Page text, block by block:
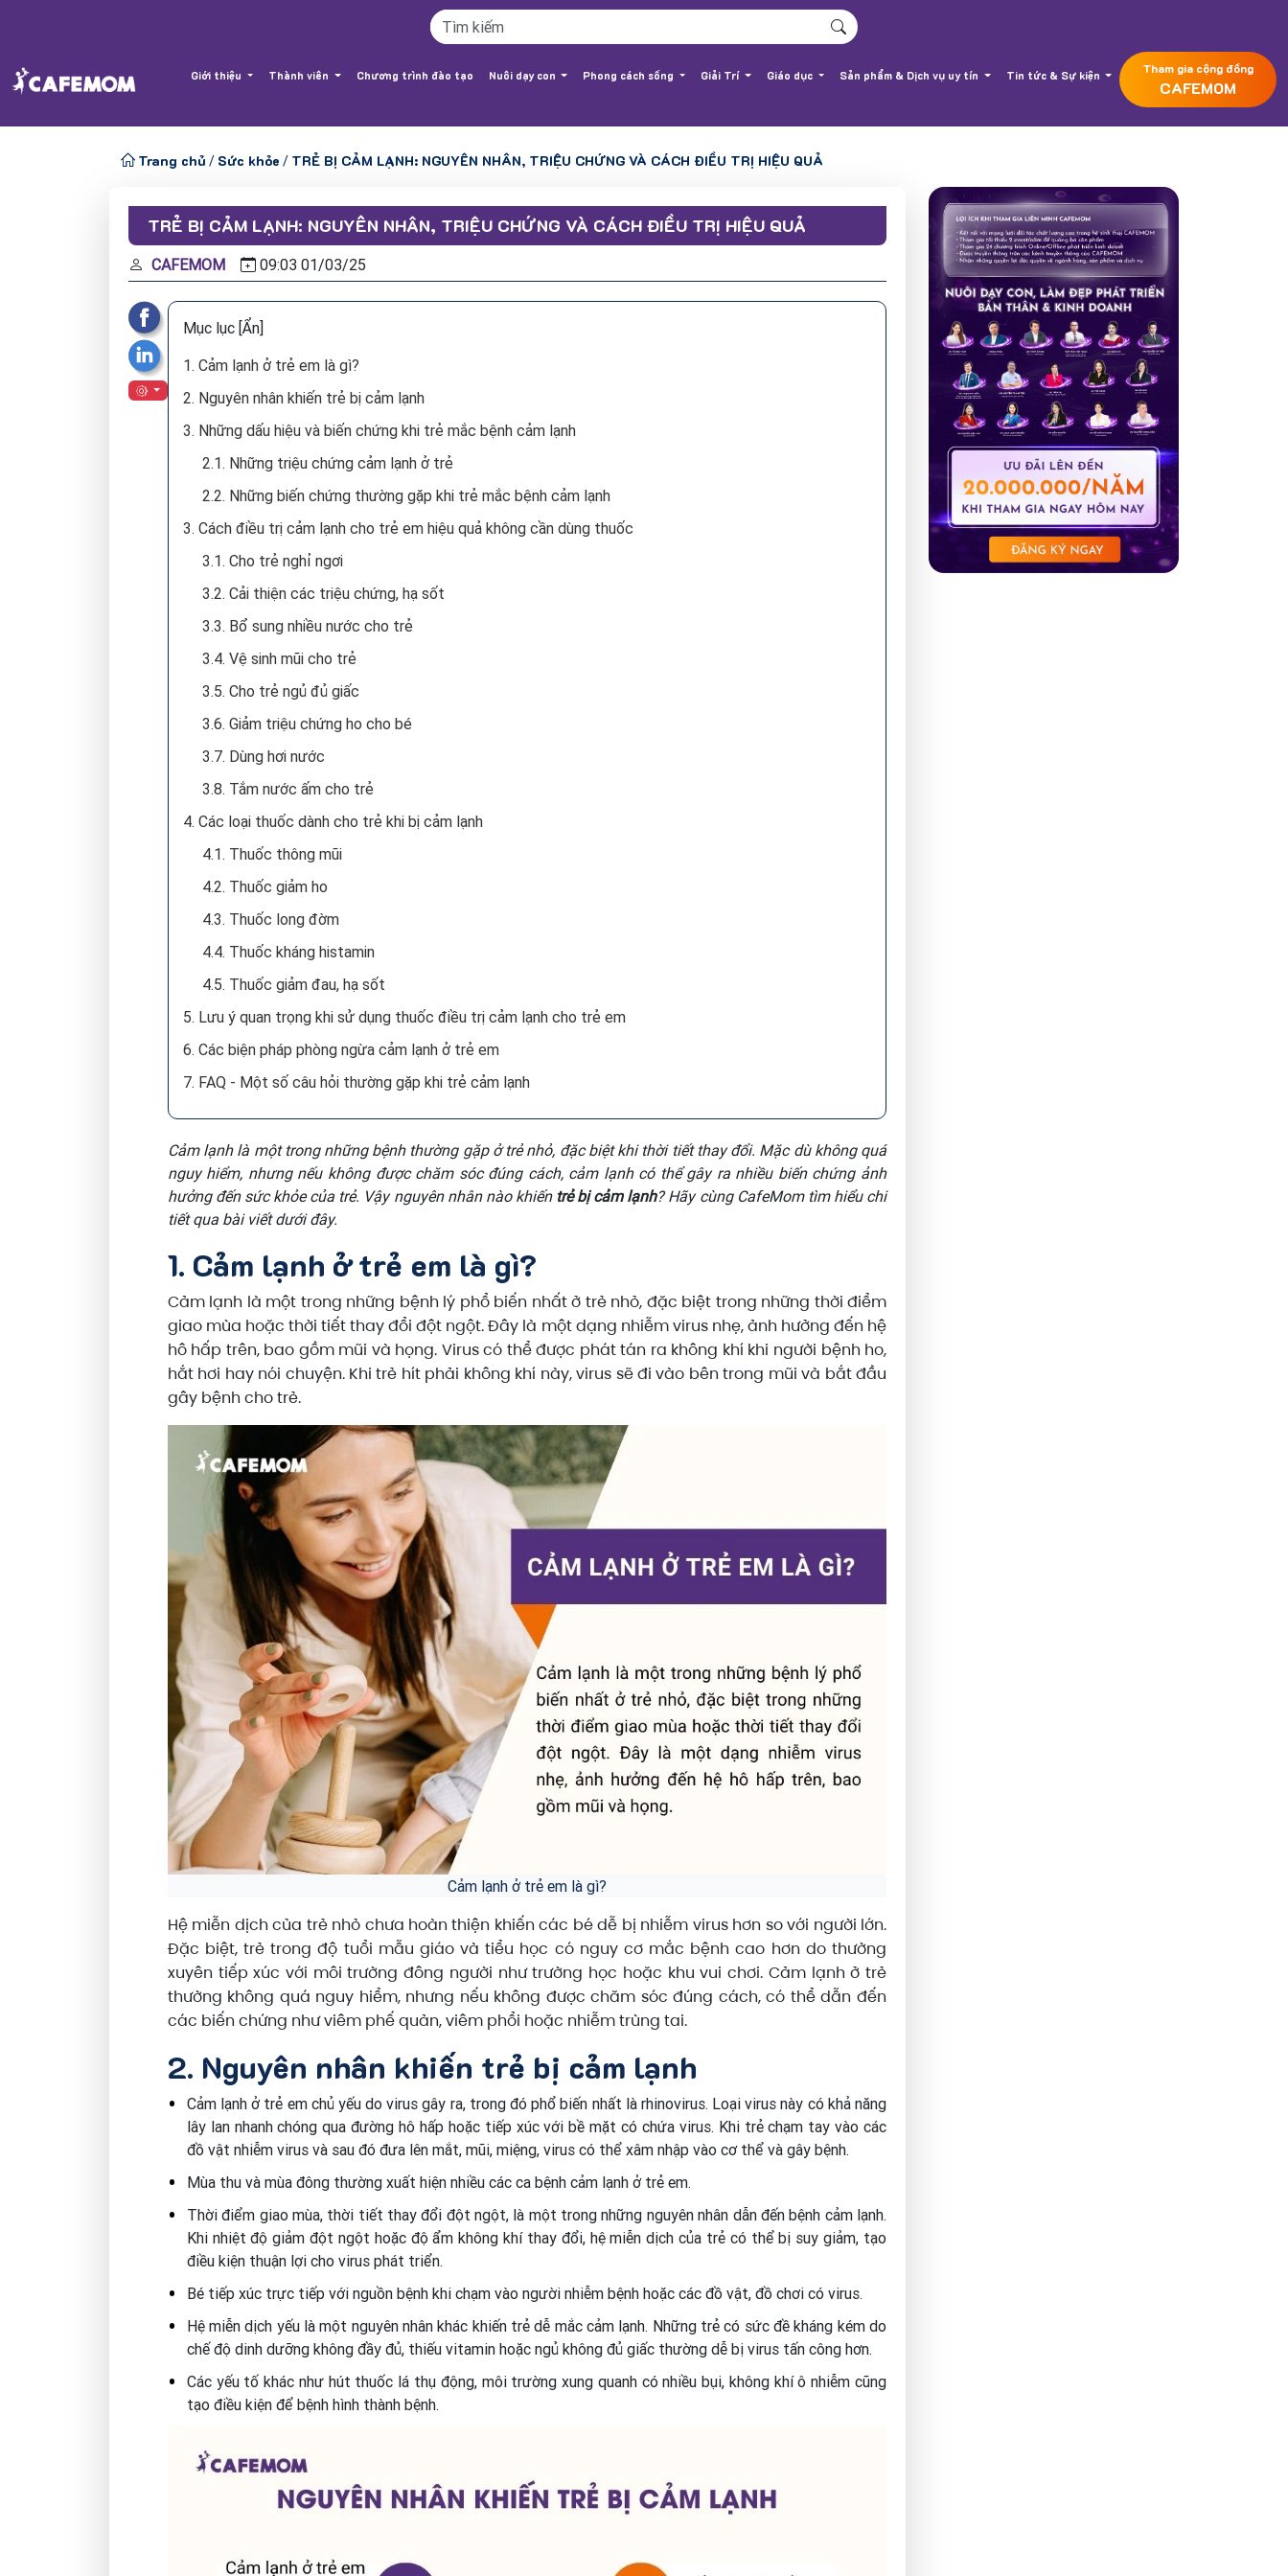
Giới thiệu Thành viên Chương trình đào tạo Nuôi dạy con Phong cách sống Giải Trí Giáo dục Sản phẩm & Dịch vụ uy tín Tin tức & Sự kiện Tham gia cộng đồng
CAFEMOM
Trang chủ / Sức khỏe / TRẺ BỊ CẢM LẠNH: NGUYÊN NHÂN, TRIỆU CHỨNG VÀ CÁCH ĐIỀU TRỊ HIỆU QUẢ
TRẺ BỊ CẢM LẠNH: NGUYÊN NHÂN, TRIỆU CHỨNG VÀ CÁCH ĐIỀU TRỊ HIỆU QUẢ
CAFEMOM 09:03 01/03/25
Mục lục [Ẩn]
1. Cảm lạnh ở trẻ em là gì?
2. Nguyên nhân khiến trẻ bị cảm lạnh
3. Những dấu hiệu và biến chứng khi trẻ mắc bệnh cảm lạnh
2.1. Những triệu chứng cảm lạnh ở trẻ
2.2. Những biến chứng thường gặp khi trẻ mắc bệnh cảm lạnh
3. Cách điều trị cảm lạnh cho trẻ em hiệu quả không cần dùng thuốc
3.1. Cho trẻ nghỉ ngơi
3.2. Cải thiện các triệu chứng, hạ sốt
3.3. Bổ sung nhiều nước cho trẻ
3.4. Vệ sinh mũi cho trẻ
3.5. Cho trẻ ngủ đủ giấc
3.6. Giảm triệu chứng ho cho bé
3.7. Dùng hơi nước
3.8. Tắm nước ấm cho trẻ
4. Các loại thuốc dành cho trẻ khi bị cảm lạnh
4.1. Thuốc thông mũi
4.2. Thuốc giảm ho
4.3. Thuốc long đờm
4.4. Thuốc kháng histamin
4.5. Thuốc giảm đau, hạ sốt
5. Lưu ý quan trọng khi sử dụng thuốc điều trị cảm lạnh cho trẻ em
6. Các biện pháp phòng ngừa cảm lạnh ở trẻ em
7. FAQ - Một số câu hỏi thường gặp khi trẻ cảm lạnh
Cảm lạnh là một trong những bệnh thường gặp ở trẻ nhỏ, đặc biệt khi thời tiết thay đổi. Mặc dù không quá
nguy hiểm, nhưng nếu không được chăm sóc đúng cách, cảm lạnh có thể gây ra nhiều biến chứng ảnh
hưởng đến sức khỏe của trẻ. Vậy nguyên nhân nào khiếntrẻ bị cảm lạnh? Hãy cùng CafeMom tìm hiểu chi
tiết qua bài viết dưới đây.
1. Cảm lạnh ở trẻ em là gì?
Cảm lạnh là một trong những bệnh lý phổ biến nhất ở trẻ nhỏ, đặc biệt trong những thời điểm
giao mùa hoặc thời tiết thay đổi đột ngột. Đây là một dạng nhiễm virus nhẹ, ảnh hưởng đến hệ
hô hấp trên, bao gồm mũi và họng. Virus có thể được phát tán ra không khí khi người bệnh ho,
hắt hơi hay nói chuyện. Khi trẻ hít phải không khí này, virus sẽ đi vào bên trong mũi và bắt đầu
gây bệnh cho trẻ.
Cảm lạnh ở trẻ em là gì?
Hệ miễn dịch của trẻ nhỏ chưa hoàn thiện khiến các bé dễ bị nhiễm virus hơn so với người lớn.
Đặc biệt, trẻ trong độ tuổi mẫu giáo và tiểu học có nguy cơ mắc bệnh cao hơn do thường
xuyên tiếp xúc với môi trường đông người như trường học hoặc khu vui chơi. Cảm lạnh ở trẻ
thường không quá nguy hiểm, nhưng nếu không được chăm sóc đúng cách, có thể dẫn đến
các biến chứng như viêm phế quản, viêm phổi hoặc nhiễm trùng tai.
2. Nguyên nhân khiến trẻ bị cảm lạnh
Cảm lạnh ở trẻ em chủ yếu do virus gây ra, trong đó phổ biến nhất là rhinovirus. Loại virus này có khả năng
lây lan nhanh chóng qua đường hô hấp hoặc tiếp xúc với bề mặt có chứa virus. Khi trẻ chạm tay vào các
đồ vật nhiễm virus và sau đó đưa lên mắt, mũi, miệng, virus có thể xâm nhập vào cơ thể và gây bệnh.
Mùa thu và mùa đông thường xuất hiện nhiều các ca bệnh cảm lạnh ở trẻ em.
Thời điểm giao mùa, thời tiết thay đổi đột ngột, là một trong những nguyên nhân dẫn đến bệnh cảm lạnh.
Khi nhiệt độ giảm đột ngột hoặc độ ẩm không khí thay đổi, hệ miễn dịch của trẻ có thể bị suy giảm, tạo
điều kiện thuận lợi cho virus phát triển.
Bé tiếp xúc trực tiếp với nguồn bệnh khi chạm vào người nhiễm bệnh hoặc các đồ vật, đồ chơi có virus.
Hệ miễn dịch yếu là một nguyên nhân khác khiến trẻ dễ mắc cảm lạnh. Những trẻ có sức đề kháng kém do
chế độ dinh dưỡng không đầy đủ, thiếu vitamin hoặc ngủ không đủ giấc thường dễ bị virus tấn công hơn.
Các yếu tố khác như hút thuốc lá thụ động, môi trường xung quanh có nhiều bụi, không khí ô nhiễm cũng
tạo điều kiện để bệnh hình thành bệnh.